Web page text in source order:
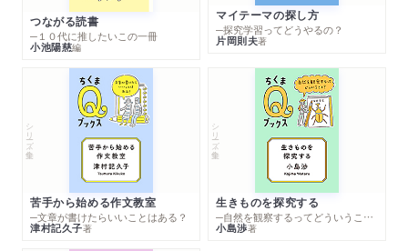
つながる読書
─１０代に推したいこの一冊
小池陽慈編
マイテーマの探し方
─探究学習ってどうやるの？
片岡則夫著
シリーズ・全集
苦手から始める作文教室
─文章が書けたらいいことはある？
津村記久子著
シリーズ・全集
生きものを探究する
─自然を観察するってどういうこと？
小島渉著